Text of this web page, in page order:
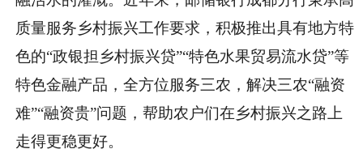
质量服务乡村振兴工作要求，积极推出具有地方特
色的“政银担乡村振兴贷”“特色水果贸易流水贷”等
特色金融产品，全方位服务三农，解决三农“融资
难”“融资贵”问题，帮助农户们在乡村振兴之路上
走得更稳更好。